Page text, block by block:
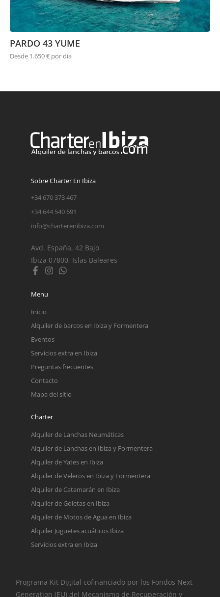
PARDO 43 YUME
Desde 1.650 € por día
Sobre Charter En Ibiza
+34 670 373 467
+34 644 540 691
info@charterenibiza.com
Avd. España, 42 Bajo
Ibiza 07800, Islas Baleares
Menu
Inicio
Alquiler de barcos en Ibiza y Formentera
Eventos
Servicios extra en Ibiza
Preguntas frecuentes
Contacto
Mapa del sitio
Charter
Alquiler de Lanchas Neumáticas
Alquiler de Lanchas en Ibiza y Formentera
Alquiler de Yates en Ibiza
Alquiler de Veleros en Ibiza y Formentera
Alquiler de Catamarán en Ibiza
Alquiler de Goletas en Ibiza
Alquiler de Motos de Agua en Ibiza
Alquiler Juguetes acuáticos Ibiza
Servicios extra en Ibiza
Programa Kit Digital cofinanciado por los Fondos Next
Generation (EU) del Mecanismo de Recuperación y